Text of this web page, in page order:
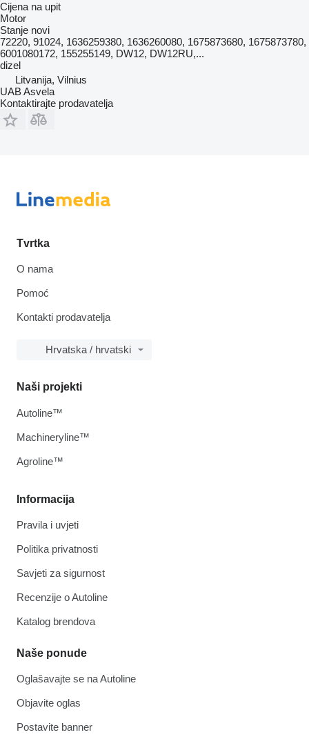
Cijena na upit
Motor
Stanje novi
72220, 91024, 1636259380, 1636260080, 1675873680, 1675873780,
6001080172, 155255149, DW12, DW12RU,...
dizel
Litvanija, Vilnius
UAB Asvela
Kontaktirajte prodavatelja
Tvrtka
O nama
Pomoć
Kontakti prodavatelja
Hrvatska / hrvatski
Informacija
Pravila i uvjeti
Politika privatnosti
Savjeti za sigurnost
Recenzije o Autoline
Katalog brendova
Naše ponude
Oglašavajte se na Autoline
Objavite oglas
Postavite banner
Naši projekti
Autoline™
Machineryline™
Agroline™